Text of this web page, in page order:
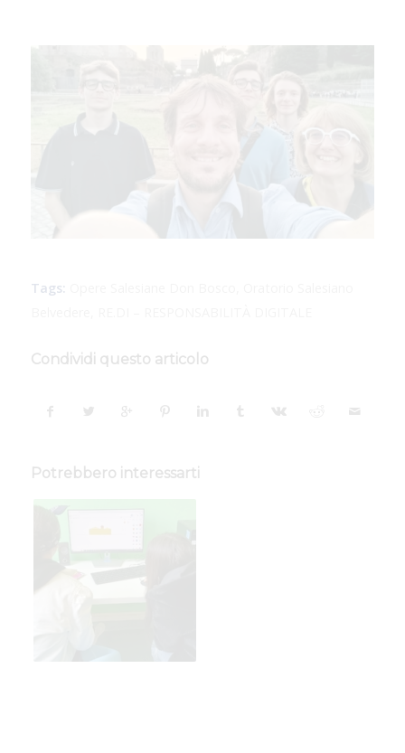
Tags:
Condividi questo articolo
Potrebbero interessarti